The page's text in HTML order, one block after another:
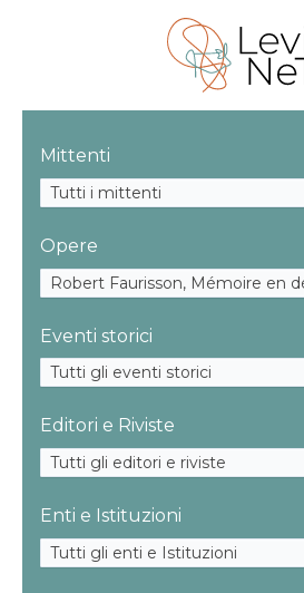
Mittenti
Tutti i mittenti
Opere
Eventi storici
Tutti gli eventi storici
Editori e Riviste
Tutti gli editori e riviste
Enti e Istituzioni
Tutti gli enti e Istituzioni